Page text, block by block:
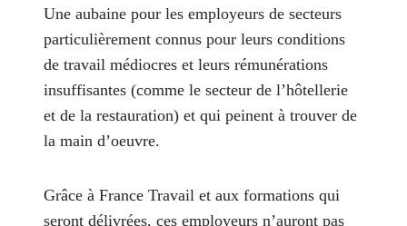
Une aubaine pour les employeurs de secteurs
particulièrement connus pour leurs conditions
de travail médiocres et leurs rémunérations
insuffisantes (comme le secteur de l’hôtellerie
et de la restauration) et qui peinent à trouver de
la main d’oeuvre.
Grâce à France Travail et aux formations qui
seront délivrées, ces employeurs n’auront pas